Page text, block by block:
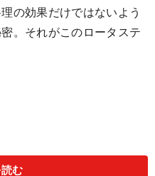
の効果だけではないよう
。それがこのロータステ
む